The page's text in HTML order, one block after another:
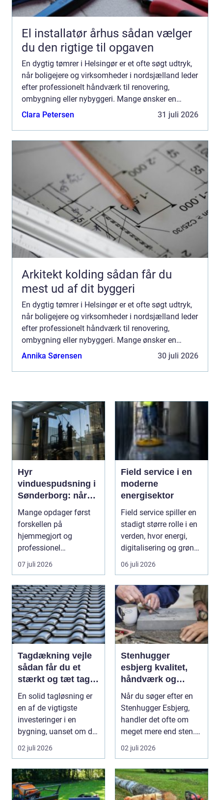
El installatør århus sådan vælger
du den rigtige til opgaven
En dygtig tømrer i Helsingør er et ofte søgt udtryk,
når boligejere og virksomheder i nordsjælland leder
efter professionelt håndværk til renovering,
ombygning eller nybyggeri. Mange ønsker en
lokal...
Clara Petersen 31 juli 2026
Arkitekt kolding sådan får du
mest ud af dit byggeri
En dygtig tømrer i Helsingør er et ofte søgt udtryk,
når boligejere og virksomheder i nordsjælland leder
efter professionelt håndværk til renovering,
ombygning eller nybyggeri. Mange ønsker en
lokal...
Annika Sørensen 30 juli 2026
Hyr
vinduespudsning i
Sønderborg: når
det skal være nemt
Mange opdager først
forskellen på
hjemmegjort og
professionel
vinduespudsning, nå...
07 juli 2026
Field service i en
moderne
energisektor
Field service spiller en
stadigt større rolle i en
verden, hvor energi,
digitalisering og grøn
omsti...
06 juli 2026
Tagdækning vejle
sådan får du et
stærkt og tæt tag i
mange år
En solid tagløsning er
en af de vigtigste
investeringer i en
bygning, uanset om der
er tale om bolig...
02 juli 2026
Stenhugger
esbjerg kvalitet,
håndværk og
personlige
løsninger
Når du søger efter en
Stenhugger Esbjerg,
handler det ofte om
meget mere end sten.
Det handler om at...
02 juli 2026